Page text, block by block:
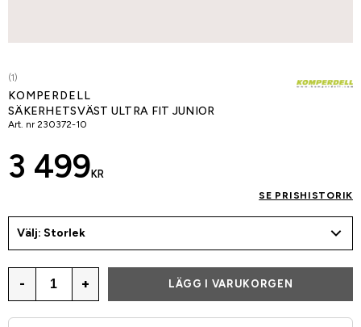
(1)
KOMPERDELL
SÄKERHETSVÄST ULTRA FIT JUNIOR
Art. nr 230372-10
3 499 KR
SE PRISHISTORIK
Välj: Storlek
- + LÄGG I VARUKORGEN